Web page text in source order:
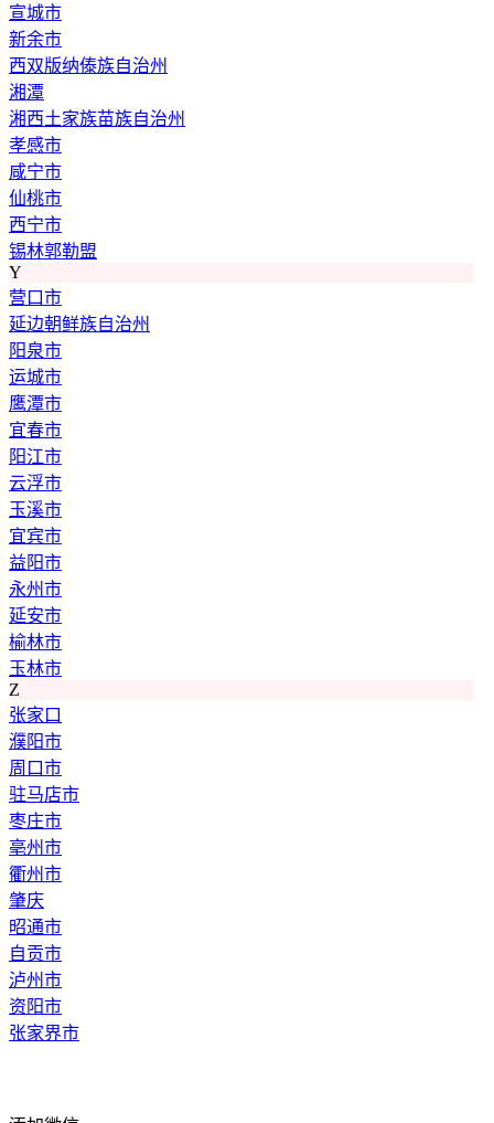
宣城市
新余市
西双版纳傣族自治州
湘潭
湘西土家族苗族自治州
孝感市
咸宁市
仙桃市
西宁市
锡林郭勒盟
Y
营口市
延边朝鲜族自治州
阳泉市
运城市
鹰潭市
宜春市
阳江市
云浮市
玉溪市
宜宾市
益阳市
永州市
延安市
榆林市
玉林市
Z
张家口
濮阳市
周口市
驻马店市
枣庄市
亳州市
衢州市
肇庆
昭通市
自贡市
泸州市
资阳市
张家界市